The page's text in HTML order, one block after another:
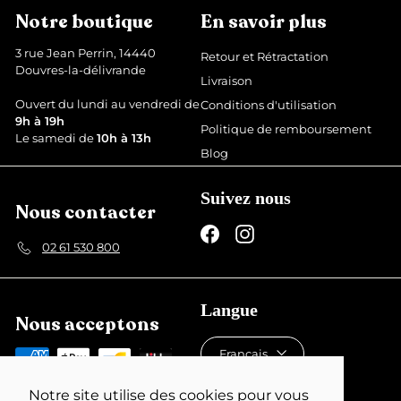
Notre site utilise des cookies pour vous
u
i
t
u
l
i
r
Notre boutique
3 rue Jean Perrin, 14440
Douvres-la-délivrande
Ouvert du lundi au vendredi de
9h à 19h
Le samedi de10h à 13h
En savoir plus
Retour et Rétractation
Livraison
Conditions d'utilisation
Politique de remboursement
Blog
Nous contacter
02 61 530 800
Suivez nous
FacebookInstagram
Nous acceptons
Langue
Français